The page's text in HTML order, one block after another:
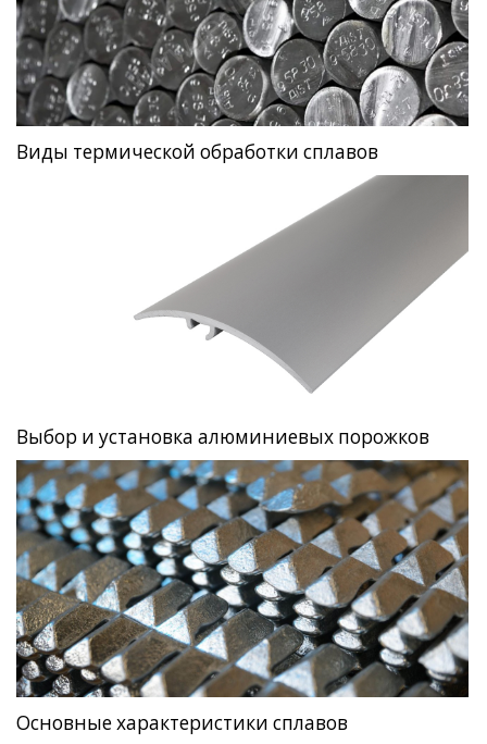
Виды термической обработки сплавов
Выбор и установка алюминиевых порожков
Основные характеристики сплавов